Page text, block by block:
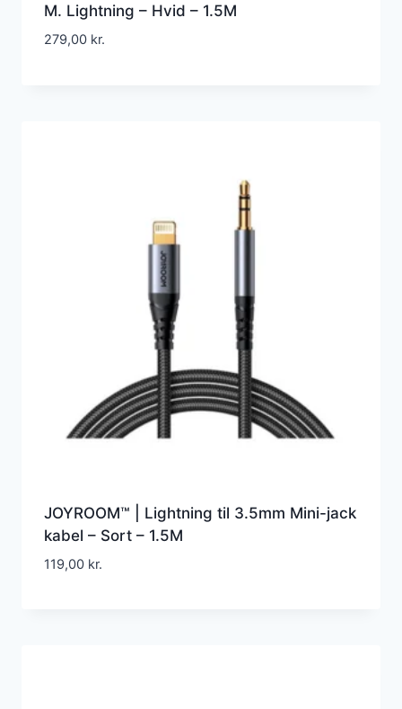
M. Lightning – Hvid – 1.5M
279,00 kr.
JOYROOM™ | Lightning til 3.5mm Mini-jack
kabel – Sort – 1.5M
119,00 kr.